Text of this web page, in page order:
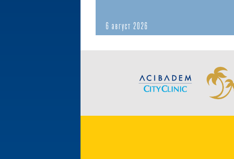
6 август 2026